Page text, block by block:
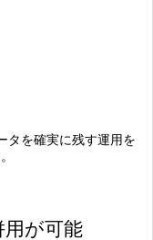
タを確実に残す運用を
が可能